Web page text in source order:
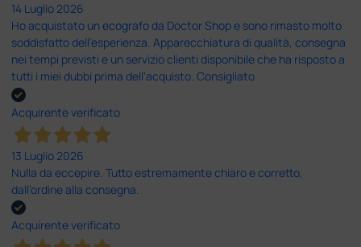
14 Luglio 2026
Ho acquistato un ecografo da Doctor Shop e sono rimasto molto
soddisfatto dell'esperienza. Apparecchiatura di qualità, consegna
nei tempi previsti e un servizio clienti disponibile che ha risposto a
tutti i miei dubbi prima dell'acquisto. Consigliato
Acquirente verificato
13 Luglio 2026
Nulla da eccepire. Tutto estremamente chiaro e corretto,
dall’ordine alla consegna.
Acquirente verificato